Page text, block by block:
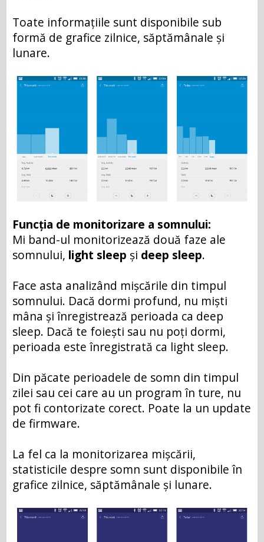
Toate informațiile sunt disponibile sub
formă de grafice zilnice, săptămânale și
lunare.
Funcția de monitorizare a somnului:
Mi band-ul monitorizează două faze ale
somnului, light sleep și deep sleep.
Face asta analizând mișcările din timpul
somnului. Dacă dormi profund, nu miști
mâna și înregistrează perioada ca deep
sleep. Dacă te foiești sau nu poți dormi,
perioada este înregistrată ca light sleep.
Din păcate perioadele de somn din timpul
zilei sau cei care au un program în ture, nu
pot fi contorizate corect. Poate la un update
de firmware.
La fel ca la monitorizarea mișcării,
statisticile despre somn sunt disponibile în
grafice zilnice, săptămânale și lunare.